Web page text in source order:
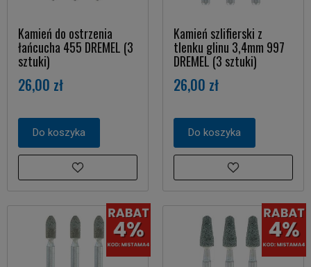
Kamień do ostrzenia
łańcucha 455 DREMEL (3
sztuki)
26,00 zł
Do koszyka
Kamień szlifierski z
tlenku glinu 3,4mm 997
DREMEL (3 sztuki)
26,00 zł
Do koszyka